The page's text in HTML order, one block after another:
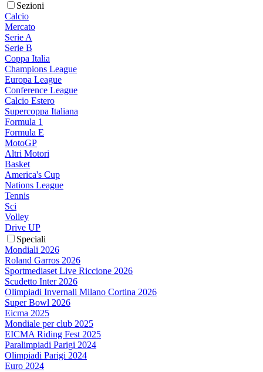
Sezioni
Calcio
Mercato
Serie A
Serie B
Coppa Italia
Champions League
Europa League
Conference League
Calcio Estero
Supercoppa Italiana
Formula 1
Formula E
MotoGP
Altri Motori
Basket
America's Cup
Nations League
Tennis
Sci
Volley
Drive UP
Speciali
Mondiali 2026
Roland Garros 2026
Sportmediaset Live Riccione 2026
Scudetto Inter 2026
Olimpiadi Invernali Milano Cortina 2026
Super Bowl 2026
Eicma 2025
Mondiale per club 2025
EICMA Riding Fest 2025
Paralimpiadi Parigi 2024
Olimpiadi Parigi 2024
Euro 2024